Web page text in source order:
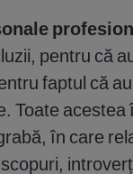
pentru că
faptul că
Toate
în care